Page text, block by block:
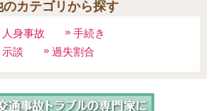
のカテゴリから探す
人身事故
手続き
示談 過失割合